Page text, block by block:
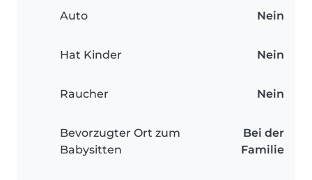
Auto Nein
Hat Kinder Nein
Raucher Nein
Bevorzugter Ort zum
Babysitten
Bei der
Familie